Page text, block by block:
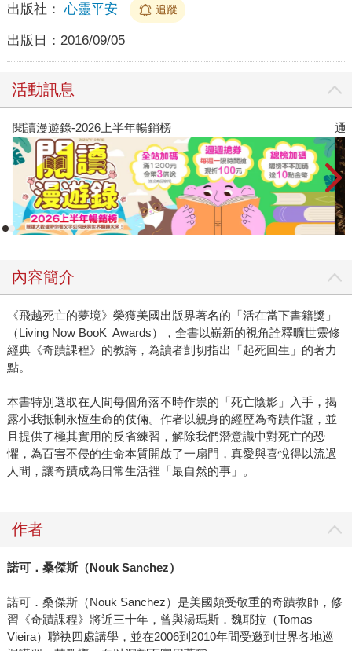
出版社： 心靈平安 追蹤
出版日： 2016/09/05
活動訊息
閱讀漫遊錄-2026上半年暢銷榜 通
內容簡介
《飛越死亡的夢境》榮獲美國出版界著名的「活在當下書籍獎」
（Living Now BooK Awards），全書以嶄新的視角詮釋曠世靈修
經典《奇蹟課程》的教誨，為讀者剴切指出「起死回生」的著力
點。
本書特別選取在人間每個角落不時作祟的「死亡陰影」入手，揭
露小我抵制永恆生命的伎倆。作者以親身的經歷為奇蹟作證，並
且提供了極其實用的反省練習，解除我們潛意識中對死亡的恐
懼，為百害不侵的生命本質開啟了一扇門，真愛與喜悅得以流過
人間，讓奇蹟成為日常生活裡「最自然的事」。
作者
諾可．桑傑斯（Nouk Sanchez）
諾可．桑傑斯（Nouk Sanchez）是美國頗受敬重的奇蹟教師，修
習《奇蹟課程》將近三十年，曾與湯瑪斯．魏耶拉（Tomas
Vieira）聯袂四處講學，並在2006到2010年間受邀到世界各地巡